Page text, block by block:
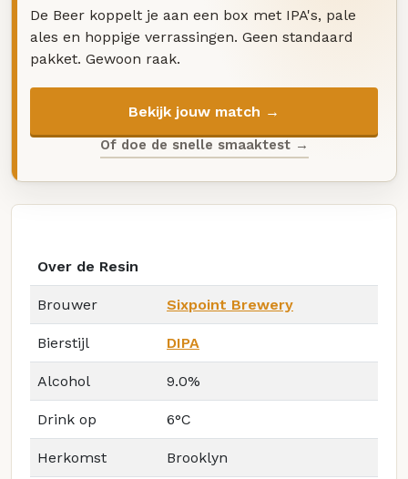
De Beer koppelt je aan een box met IPA's, pale
ales en hoppige verrassingen. Geen standaard
pakket. Gewoon raak.
Bekijk jouw match →
Of doe de snelle smaaktest →
Over de Resin
Brouwer Sixpoint Brewery
Bierstijl DIPA
Alcohol 9.0%
Drink op 6°C
Herkomst Brooklyn